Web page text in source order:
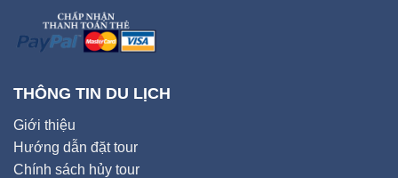
THÔNG TIN DU LỊCH
Giới thiệu
Hướng dẫn đặt tour
Chính sách hủy tour